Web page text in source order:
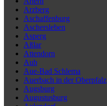
Arzberg
Aschaffenburg
Aschersleben
Asperg
Aßlar
Attendorn
Aub
Aue-Bad Schlema
Auerbach in der Oberpfalz
Augsburg
Augustusburg